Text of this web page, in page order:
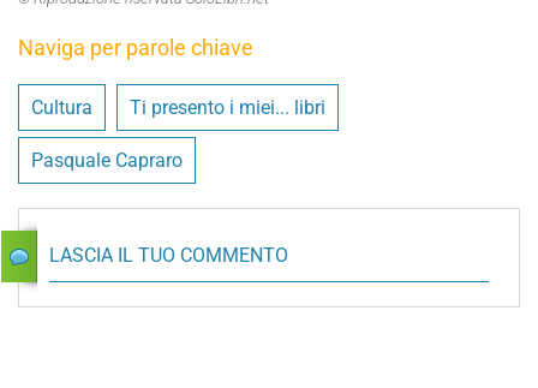
Naviga per parole chiave
Cultura Ti presento i miei... libri
Pasquale Capraro
LASCIA IL TUO COMMENTO